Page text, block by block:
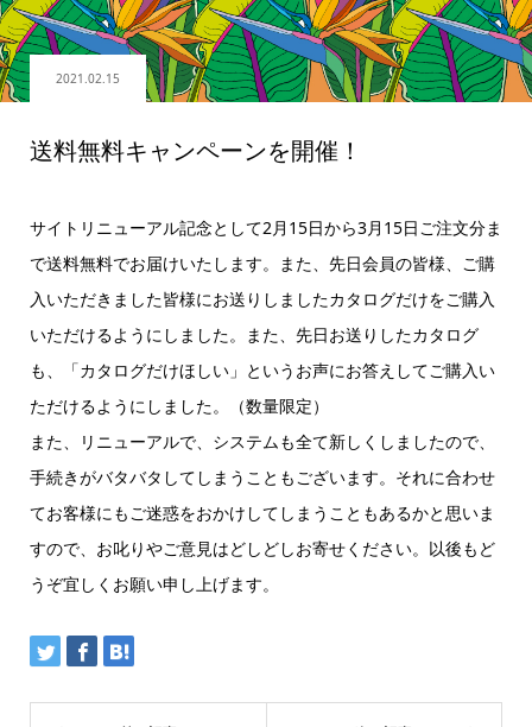
2021.02.15
送料無料キャンペーンを開催！
サイトリニューアル記念として2月15日から3月15日ご注文分ま
で送料無料でお届けいたします。また、先日会員の皆様、ご購
入いただきました皆様にお送りしましたカタログだけをご購入
いただけるようにしました。また、先日お送りしたカタログ
も、「カタログだけほしい」というお声にお答えしてご購入い
ただけるようにしました。（数量限定）
また、リニューアルで、システムも全て新しくしましたので、
手続きがバタバタしてしまうこともございます。それに合わせ
てお客様にもご迷惑をおかけしてしまうこともあるかと思いま
すので、お叱りやご意見はどしどしお寄せください。以後もど
うぞ宜しくお願い申し上げます。